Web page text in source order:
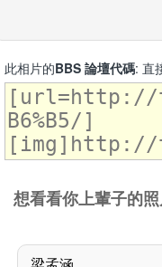
此相片的BBS 論壇代碼: 直
想看看你上輩子的